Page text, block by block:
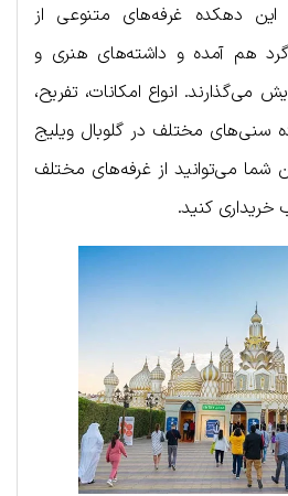
دهکده غرفه‌های متنوعی از
هم آمده و داشته‌های هنری و
می‌گذارند. انواع امکانات، تفریح،
سنی‌های مختلف در گلوبال ویلیج
شما می‌توانید از غرفه‌های مختلف
کنید.